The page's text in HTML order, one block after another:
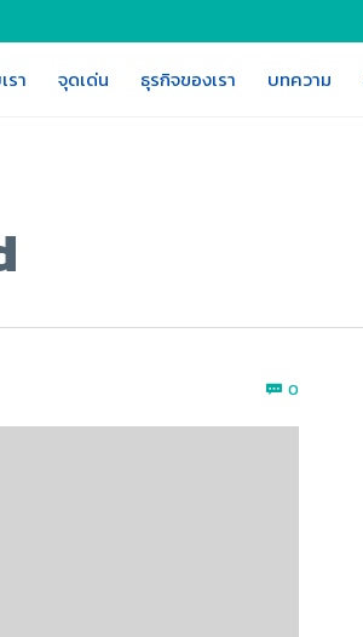
รา จุดเด่น ธุรกิจของเรา บทความ
 0